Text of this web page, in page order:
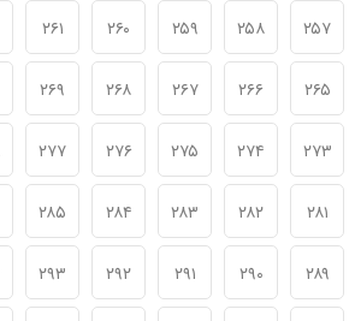
۲۵۷ ۲۵۸ ۲۵۹ ۲۶۰ ۲۶۱
۲۶۵ ۲۶۶ ۲۶۷ ۲۶۸ ۲۶۹
۲۷۳ ۲۷۴ ۲۷۵ ۲۷۶ ۲۷۷
۲۸۱ ۲۸۲ ۲۸۳ ۲۸۴ ۲۸۵
۲۸۹ ۲۹۰ ۲۹۱ ۲۹۲ ۲۹۳